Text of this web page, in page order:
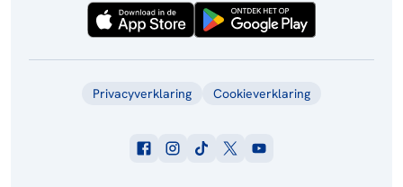
Privacyverklaring Cookieverklaring